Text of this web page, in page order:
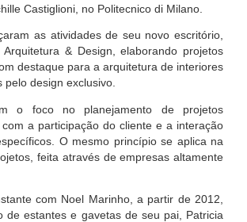
Castiglioni, no Politecnico di Milano.
as atividades de seu novo escritório,
Arquitetura & Design, elaborando projetos
destaque para a arquitetura de interiores
pelo design exclusivo.
o foco no planejamento de projetos
com a participação do cliente e a interação
O mesmo princípio se aplica na
feita através de empresas altamente
com Noel Marinho, a partir de 2012,
de estantes e gavetas de seu pai, Patricia